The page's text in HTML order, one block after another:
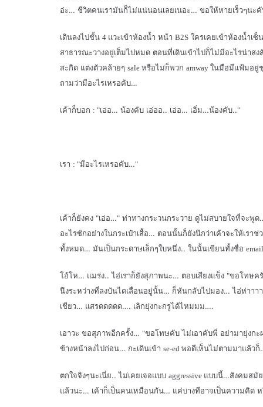
อ่ะ… ชีวิตคนเรามันก็ไม่แน่นอนเลยเนอะ… ขอให้หายเร็วๆนะ
เดินลงไปชั้น 4 แวะเข้าห้องน้ำ หน้า B2S ใครเคยเข้าห้องน้ำเ
สาธารณะวางอยู่เต็มไปหมด ตอนที่เดินเข้าไปก็ไม่มีอะไรน่
สะกิด แต่งตัวคล้ายๆ sale หรือไม่ก็พวก amway ในมือมีแฟ้มอยู่
ถามว่ามีอะไรเหรอคับ…
เค้าก็บอก : "เอ่อ… น้องคับ เอ่ออ.. เอ่อ… เอิ่ม…น้องคับ.."
เรา : "มีอะไรเหรอคับ…"
เค้าก็ยังคง "เอ่อ…" ท่าทางกระวนกระวาย ดูไม่สบายใจที่จะพูด
อะไรซักอย่างในกระเป๋าเสื้อ… ตอนนั้นก็ยังนึกว่าเค้าจะให้เร
ทั้งหมด… มันเป็นกระดาษเล็กๆใบหนึ่ง.. ในนั้นเขียนทั้งชื่อ
โอ้โห… แมร่ง.. ไอ่เราก็ยังสุภาพนะ… ตอบเสียงแข็ง "ขอโทษค
นึงระหว่างที่ลงบันไดเลื่อนอยู่นั้น… ก็หันกลับไปมอง… ไอ่ห่าา
เชียว… แสรดดดดด…. เลิกยุ่งกะกรูได้ไหมมม….
เอาวะ ขอสุภาพอีกครั้ง… "ขอโทษคับ ไม่เอาคับพี่ อย่ามายุ่งก
ข้างหน้าลงไปก่อน… กะเดินเข้า se-ed พอดีเห็นไม่ตามมาแล้วก็
ตกใจจิงๆนะเนี่ย.. ไม่เคยเจอแบบ aggressive แบบนี้…สังคมสมัย
แล้วนะ… เค้าก็เป็นคนเหมือนกัน… แค่บางทีอาจเป็นความคิด